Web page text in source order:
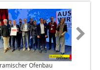
Ofenbau